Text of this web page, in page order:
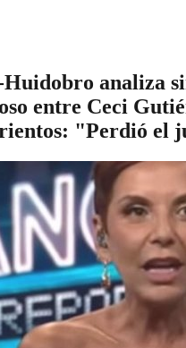
analiza
entre Ceci
"Perdió el